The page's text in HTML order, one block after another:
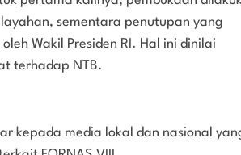
sementara penutupan yang
Wakil Presiden RI. Hal ini dinilai
terhadap NTB.
kepada media lokal dan nasional